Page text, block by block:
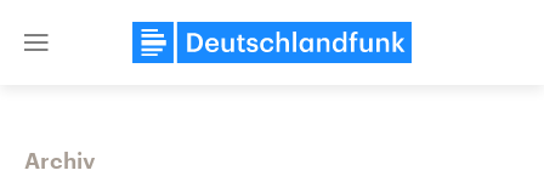
Close
Archiv